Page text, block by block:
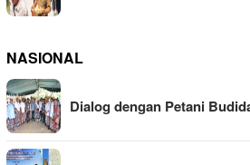
NASIONAL
Dialog dengan Petani